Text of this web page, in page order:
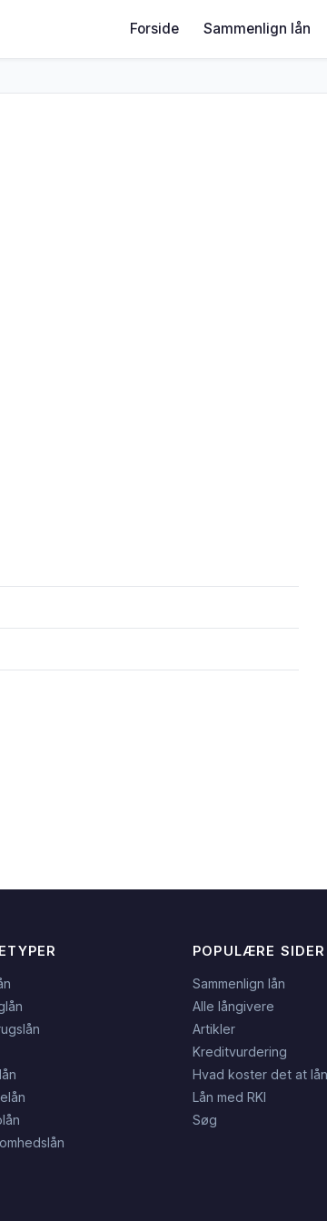
Forside Sammenlign lån
POPULÆRE SIDER
Sammenlign lån
Alle långivere
Artikler
Kreditvurdering
Hvad koster det at
Lån med RKI
Søg